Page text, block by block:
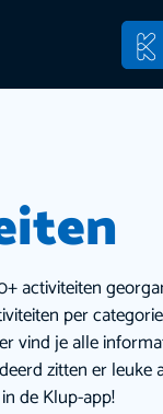
activiteiten
per
vind je alle
zitten er
de Klup-app!